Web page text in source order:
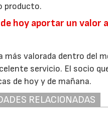
producto.
hoy aportar un valor
más valorada dentro del
servicio. El socio
de hoy y de mañana.
RELACIONADAS